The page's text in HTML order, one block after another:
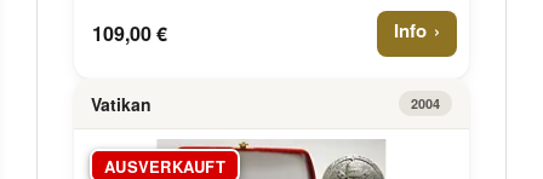
109,00 € Info
Vatikan 2004
AUSVERKAUFT